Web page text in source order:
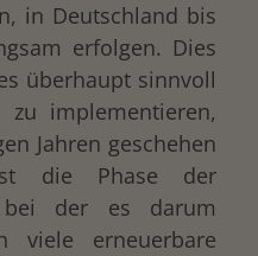
in Deutschland bis
erfolgen. Dies
überhaupt sinnvoll
implementieren,
Jahren geschehen
die Phase der
bei der es darum
viele erneuerbare